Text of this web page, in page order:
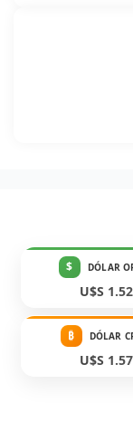
$ DÓLAR
U$S
₿ DÓLAR
U$S